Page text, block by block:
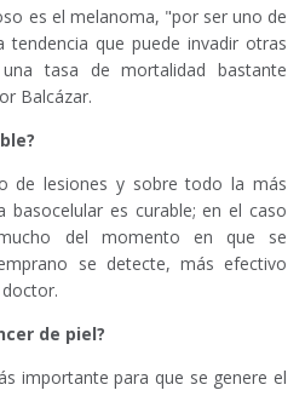
es el melanoma, "por ser uno de
que puede invadir otras
tasa de mortalidad bastante
Balcázar.
de lesiones y sobre todo la más
basocelular es curable; en el caso
del momento en que se
se detecte, más efectivo
de piel?
importante para que se genere el